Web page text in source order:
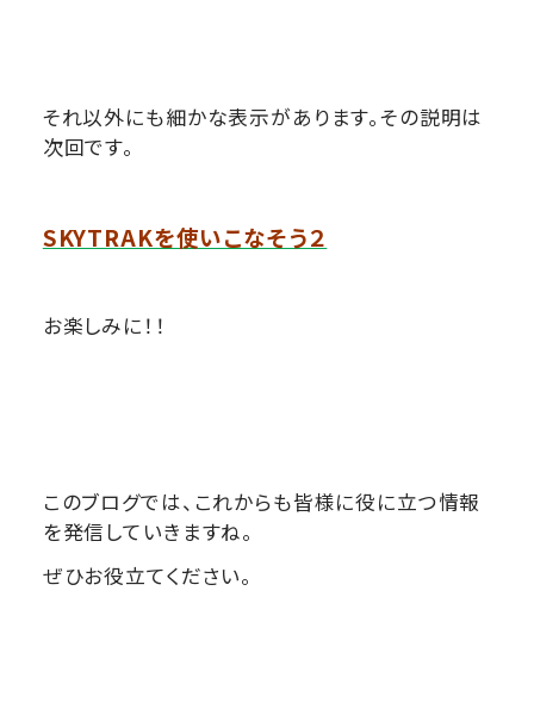
それ以外にも細かな表示があります。その説明は
次回です。
SKYTRAKを使いこなそう２
お楽しみに！！
このブログでは、これからも皆様に役に立つ情報
を発信していきますね。
ぜひお役立てください。